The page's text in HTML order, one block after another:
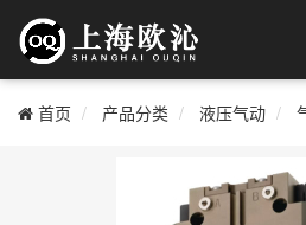
首页 产品分类 液压气动